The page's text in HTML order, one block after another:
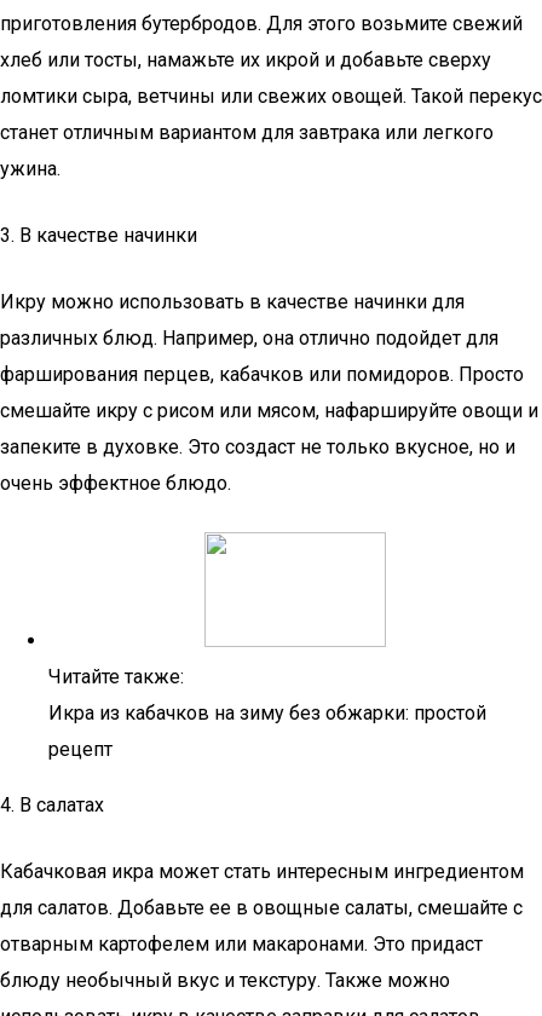
приготовления бутербродов. Для этого возьмите свежий
хлеб или тосты, намажьте их икрой и добавьте сверху
ломтики сыра, ветчины или свежих овощей. Такой перекус
станет отличным вариантом для завтрака или легкого
ужина.
3. В качестве начинки
Икру можно использовать в качестве начинки для
различных блюд. Например, она отлично подойдет для
фарширования перцев, кабачков или помидоров. Просто
смешайте икру с рисом или мясом, нафаршируйте овощи и
запеките в духовке. Это создаст не только вкусное, но и
очень эффектное блюдо.
Читайте также:
Икра из кабачков на зиму без обжарки: простой
рецепт
4. В салатах
Кабачковая икра может стать интересным ингредиентом
для салатов. Добавьте ее в овощные салаты, смешайте с
отварным картофелем или макаронами. Это придаст
блюду необычный вкус и текстуру. Также можно